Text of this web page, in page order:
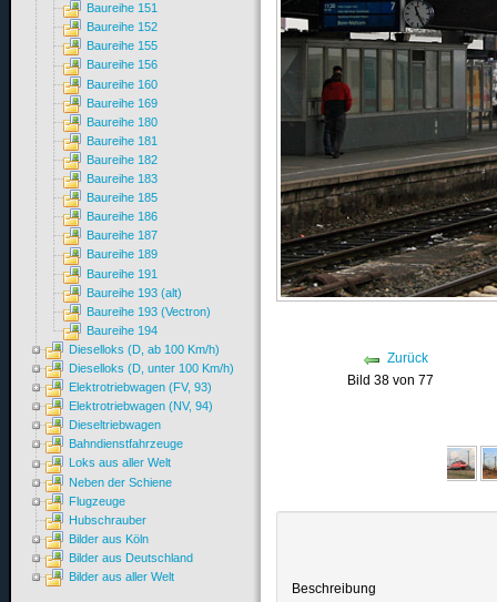
Zurück
Bild 38 von 77
Beschreibung
Baureihe 151
Baureihe 152
Baureihe 155
Baureihe 156
Baureihe 160
Baureihe 169
Baureihe 180
Baureihe 181
Baureihe 182
Baureihe 183
Baureihe 185
Baureihe 186
Baureihe 187
Baureihe 189
Baureihe 191
Baureihe 193 (alt)
Baureihe 193 (Vectron)
Baureihe 194
Dieselloks (D, ab 100 Km/h)
Dieselloks (D, unter 100 Km/h)
Elektrotriebwagen (FV, 93)
Elektrotriebwagen (NV, 94)
Dieseltriebwagen
Bahndienstfahrzeuge
Loks aus aller Welt
Neben der Schiene
Flugzeuge
Hubschrauber
Bilder aus Köln
Bilder aus Deutschland
Bilder aus aller Welt